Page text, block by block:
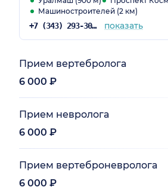
Машиностроителей (2 км)
+7 (343) 293-30-54 показать
Прием вертебролога
6 000 ₽
Прием невролога
6 000 ₽
Прием вертеброневролога
6 000 ₽